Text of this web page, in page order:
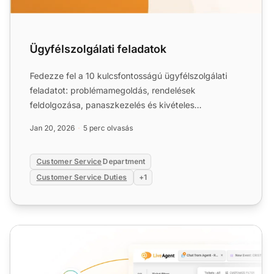
Ügyfélszolgálati feladatok
Fedezze fel a 10 kulcsfontosságú ügyfélszolgálati
feladatot: problémamegoldás, rendelések
feldolgozása, panaszkezelés és kivételes
Jan 20, 2026 5 perc olvasás
Customer Service Department
Customer Service Duties
+1
Ügyfélszolgálat